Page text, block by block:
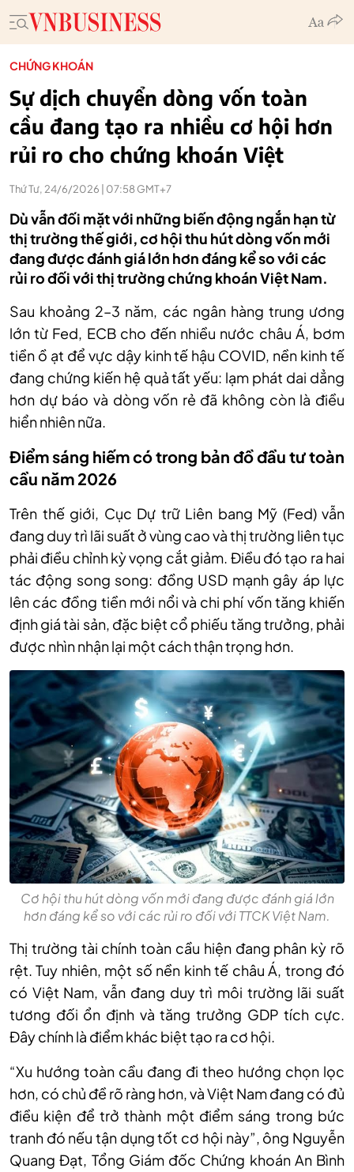
CHỨNG KHOÁN
Sự dịch chuyển dòng vốn toàn
cầu đang tạo ra nhiều cơ hội hơn
rủi ro cho chứng khoán Việt
Thứ Tư, 24/6/2026 | 07:58 GMT+7
Dù vẫn đối mặt với những biến động ngắn hạn từ
thị trường thế giới, cơ hội thu hút dòng vốn mới
đang được đánh giá lớn hơn đáng kể so với các
rủi ro đối với thị trường chứng khoán Việt Nam.
Sau khoảng 2–3 năm, các ngân hàng trung ương
lớn từ Fed, ECB cho đến nhiều nước châu Á, bơm
tiền ồ ạt để vực dậy kinh tế hậu COVID, nền kinh tế
đang chứng kiến hệ quả tất yếu: lạm phát dai dẳng
hơn dự báo và dòng vốn rẻ đã không còn là điều
hiển nhiên nữa.
Điểm sáng hiếm có trong bản đồ đầu tư toàn
cầu năm 2026
Trên thế giới, Cục Dự trữ Liên bang Mỹ (Fed)vẫn
đang duy trì lãi suất ở vùng cao và thị trường liên tục
phải điều chỉnh kỳ vọng cắt giảm. Điều đó tạo ra hai
tác động song song: đồng USD mạnh gây áp lực
lên các đồng tiền mới nổi và chi phí vốn tăng khiến
định giá tài sản, đặc biệt cổ phiếu tăng trưởng, phải
được nhìn nhận lại một cách thận trọng hơn.
Cơ hội thu hút dòng vốn mới đang được đánh giá lớn
hơn đáng kể so với các rủi ro đối với TTCK Việt Nam.
Thị trường tài chính toàn cầu hiện đang phân kỳ rõ
rệt. Tuy nhiên, một số nền kinh tế châu Á, trong đó
có Việt Nam, vẫn đang duy trì môi trường lãi suất
tương đối ổn định và tăng trưởng GDP tích cực.
Đây chính là điểm khác biệt tạo ra cơ hội.
“Xu hướng toàn cầu đang đi theo hướng chọn lọc
hơn, có chủ đề rõ ràng hơn, và Việt Nam đang có đủ
điều kiện để trở thành một điểm sáng trong bức
tranh đó nếu tận dụng tốt cơ hội này”, ông Nguyễn
Quang Đạt, Tổng Giám đốc Chứng khoán An Bình